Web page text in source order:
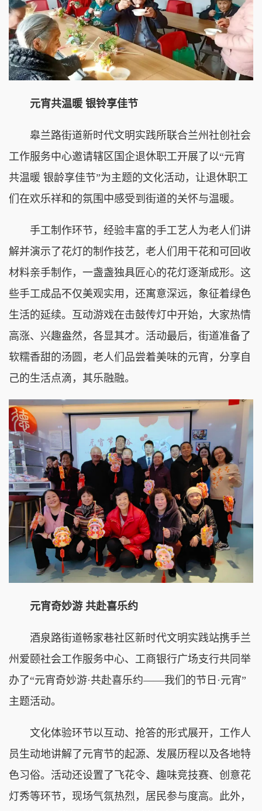
元宵共温暖 银铃享佳节
皋兰路街道新时代文明实践所联合兰州社创社会
工作服务中心邀请辖区国企退休职工开展了以“元宵
共温暖 银龄享佳节”为主题的文化活动，让退休职工
们在欢乐祥和的氛围中感受到街道的关怀与温暖。
手工制作环节，经验丰富的手工艺人为老人们讲
解并演示了花灯的制作技艺，老人们用干花和可回收
材料亲手制作，一盏盏独具匠心的花灯逐渐成形。这
些手工成品不仅美观实用，还寓意深远，象征着绿色
生活的延续。互动游戏在击鼓传灯中开始，大家热情
高涨、兴趣盎然，各显其才。活动最后，街道准备了
软糯香甜的汤圆，老人们品尝着美味的元宵，分享自
己的生活点滴，其乐融融。
元宵奇妙游 共赴喜乐约
酒泉路街道畅家巷社区新时代文明实践站携手兰
州爱颐社会工作服务中心、工商银行广场支行共同举
办了“元宵奇妙游·共赴喜乐约——我们的节日·元宵”
主题活动。
文化体验环节以互动、抢答的形式展开，工作人
员生动地讲解了元宵节的起源、发展历程以及各地特
色习俗。活动还设置了飞花令、趣味竞技赛、创意花
灯秀等环节，现场气氛热烈，居民参与度高。此外，